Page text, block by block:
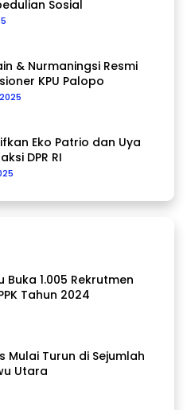
Sosial
& Nurmaningsi Resmi
KPU Palopo
Eko Patrio dan Uya
DPR RI
Buka 1.005 Rekrutmen
Tahun 2024
Mulai Turun di Sejumlah
Utara